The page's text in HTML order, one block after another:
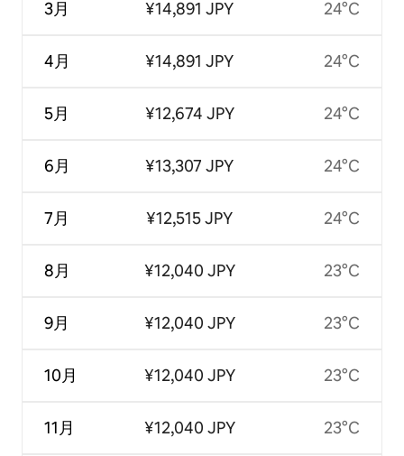
3月
4月
5月
6月
7月
8月
9月
10月
11月
¥14,891 JPY
¥14,891 JPY
¥12,674 JPY
¥13,307 JPY
¥12,515 JPY
¥12,040 JPY
¥12,040 JPY
¥12,040 JPY
¥12,040 JPY
24°C
24°C
24°C
24°C
24°C
23°C
23°C
23°C
23°C